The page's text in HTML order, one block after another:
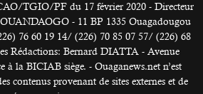
TGIO/PF du 17 février 2020 - Directeur
- 11 BP 1335 Ouagadougou
76 60 19 14/ (226) 70 85 07 57/ (226) 68
Rédactions: Bernard DIATTA - Avenue
à la BICIAB siège. - Ouaganews.net n’est
contenus provenant de sites externes et de